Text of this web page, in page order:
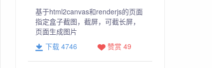
基于html2canvas和renderjs的页面
指定盒子截图，截屏，可截长屏，
页面生成图片
下载 4746
赞赏 49